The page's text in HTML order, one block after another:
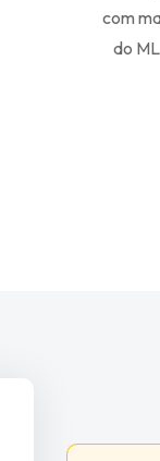
com
do